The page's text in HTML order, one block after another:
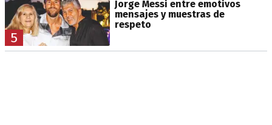
5
Jorge Messi entre emotivos
mensajes y muestras de
respeto